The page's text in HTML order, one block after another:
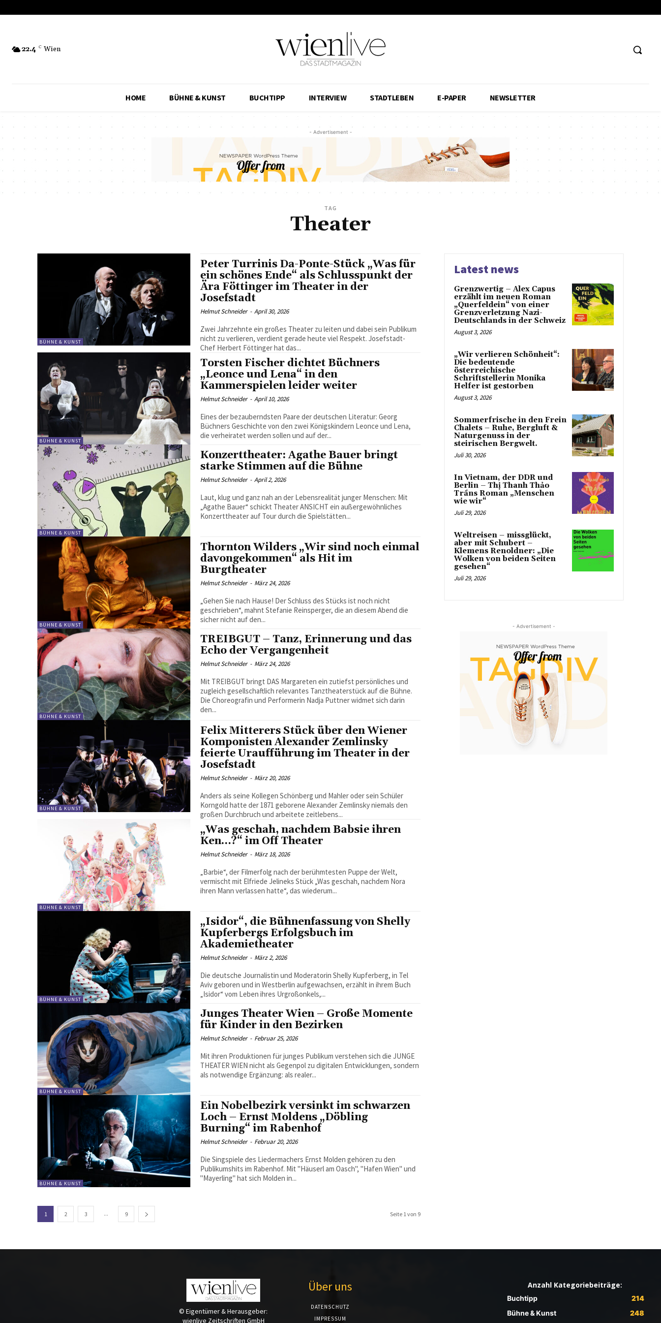
22.4 C Wien
HOME BÜHNE & KUNST BUCHTIPP INTERVIEW STADTLEBEN E-PAPER NEWSLETTER
- Advertisement -
TAG
Theater
BÜHNE & KUNST
Peter Turrinis Da-Ponte-Stück „Was für
ein schönes Ende“ als Schlusspunkt der
Ära Föttinger im Theater in der
Josefstadt
Helmut Schneider - April 30, 2026
Zwei Jahrzehnte ein großes Theater zu leiten und dabei sein Publikum
nicht zu verlieren, verdient gerade heute viel Respekt. Josefstadt-
Chef Herbert Föttinger hat das...
BÜHNE & KUNST
Torsten Fischer dichtet Büchners
„Leonce und Lena“ in den
Kammerspielen leider weiter
Helmut Schneider - April 10, 2026
Eines der bezauberndsten Paare der deutschen Literatur: Georg
Büchners Geschichte von den zwei Königskindern Leonce und Lena,
die verheiratet werden sollen und auf der...
BÜHNE & KUNST
Konzerttheater: Agathe Bauer bringt
starke Stimmen auf die Bühne
Helmut Schneider - April 2, 2026
Laut, klug und ganz nah an der Lebensrealität junger Menschen: Mit
„Agathe Bauer“ schickt Theater ANSICHT ein außergewöhnliches
Konzerttheater auf Tour durch die Spielstätten...
BÜHNE & KUNST
Thornton Wilders „Wir sind noch einmal
davongekommen“ als Hit im
Burgtheater
Helmut Schneider - März 24, 2026
„Gehen Sie nach Hause! Der Schluss des Stücks ist noch nicht
geschrieben“, mahnt Stefanie Reinsperger, die an diesem Abend die
sicher nicht auf den...
BÜHNE & KUNST
TREIBGUT – Tanz, Erinnerung und das
Echo der Vergangenheit
Helmut Schneider - März 24, 2026
Mit TREIBGUT bringt DAS Margareten ein zutiefst persönliches und
zugleich gesellschaftlich relevantes Tanztheaterstück auf die Bühne.
Die Choreografin und Performerin Nadja Puttner widmet sich darin
den...
BÜHNE & KUNST
Felix Mitterers Stück über den Wiener
Komponisten Alexander Zemlinsky
feierte Uraufführung im Theater in der
Josefstadt
Helmut Schneider - März 20, 2026
Anders als seine Kollegen Schönberg und Mahler oder sein Schüler
Korngold hatte der 1871 geborene Alexander Zemlinsky niemals den
großen Durchbruch und arbeitete zeitlebens...
BÜHNE & KUNST
„Was geschah, nachdem Babsie ihren
Ken…?“ im Off Theater
Helmut Schneider - März 18, 2026
„Barbie“, der Filmerfolg nach der berühmtesten Puppe der Welt,
vermischt mit Elfriede Jelineks Stück „Was geschah, nachdem Nora
ihren Mann verlassen hatte“, das wiederum...
BÜHNE & KUNST
„Isidor“, die Bühnenfassung von Shelly
Kupferbergs Erfolgsbuch im
Akademietheater
Helmut Schneider - März 2, 2026
Die deutsche Journalistin und Moderatorin Shelly Kupferberg, in Tel
Aviv geboren und in Westberlin aufgewachsen, erzählt in ihrem Buch
„Isidor“ vom Leben ihres Urgroßonkels,...
BÜHNE & KUNST
Junges Theater Wien – Große Momente
für Kinder in den Bezirken
Helmut Schneider - Februar 25, 2026
Mit ihren Produktionen für junges Publikum verstehen sich die JUNGE
THEATER WIEN nicht als Gegenpol zu digitalen Entwicklungen, sondern
als notwendige Ergänzung: als realer...
BÜHNE & KUNST
Ein Nobelbezirk versinkt im schwarzen
Loch – Ernst Moldens „Döbling
Burning“ im Rabenhof
Helmut Schneider - Februar 20, 2026
Die Singspiele des Liedermachers Ernst Molden gehören zu den
Publikumshits im Rabenhof. Mit "Häuserl am Oasch", "Hafen Wien" und
"Mayerling" hat sich Molden in...
1 2 3 ... 9 Seite 1 von 9
Latest news
Grenzwertig – Alex Capus
erzählt im neuen Roman
„Querfeldein“ von einer
Grenzverletzung Nazi-
Deutschlands in der Schweiz
August 3, 2026
„Wir verlieren Schönheit“:
Die bedeutende
österreichische
Schriftstellerin Monika
Helfer ist gestorben
August 3, 2026
Sommerfrische in den Frein
Chalets – Ruhe, Bergluft &
Naturgenuss in der
steirischen Bergwelt.
Juli 30, 2026
In Vietnam, der DDR und
Berlin – Thị Thanh Thảo
Trầns Roman „Menschen
wie wir“
Juli 29, 2026
Weltreisen – missglückt,
aber mit Schubert –
Klemens Renoldner: „Die
Wolken von beiden Seiten
gesehen“
Juli 29, 2026
- Advertisement -
© Eigentümer & Herausgeber:
wienlive Zeitschriften GmbH
Über uns
DATENSCHUTZ
IMPRESSUM
Anzahl Kategoriebeiträge:
Buchtipp
214
Bühne & Kunst
248